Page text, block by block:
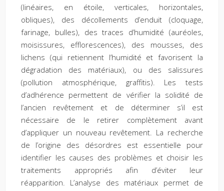
(linéaires, en étoile, verticales, horizontales,
obliques), des décollements d’enduit (cloquage,
farinage, bulles), des traces d’humidité (auréoles,
moisissures, efflorescences), des mousses, des
lichens (qui retiennent l’humidité et favorisent la
dégradation des matériaux), ou des salissures
(pollution atmosphérique, graffitis). Les tests
d’adhérence permettent de vérifier la solidité de
l’ancien revêtement et de déterminer s’il est
nécessaire de le retirer complètement avant
d’appliquer un nouveau revêtement. La recherche
de l’origine des désordres est essentielle pour
identifier les causes des problèmes et choisir les
traitements appropriés afin d’éviter leur
réapparition. L’analyse des matériaux permet de